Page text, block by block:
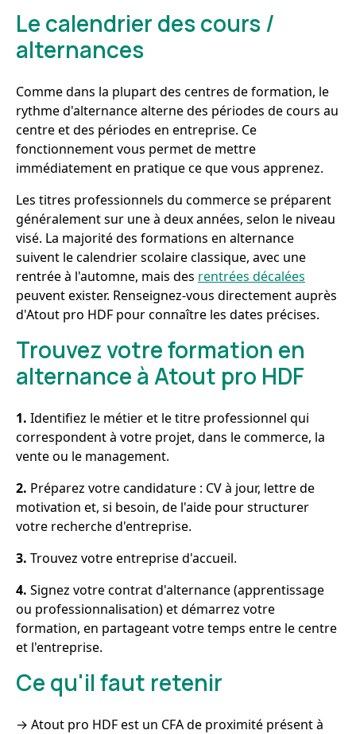
Le calendrier des cours /
alternances
Comme dans la plupart des centres de formation, le
rythme d'alternance alterne des périodes de cours au
centre et des périodes en entreprise. Ce
fonctionnement vous permet de mettre
immédiatement en pratique ce que vous apprenez.
Les titres professionnels du commerce se préparent
généralement sur une à deux années, selon le niveau
visé. La majorité des formations en alternance
suivent le calendrier scolaire classique, avec une
rentrée à l'automne, mais des rentrées décalées
peuvent exister. Renseignez-vous directement auprès
d'Atout pro HDF pour connaître les dates précises.
Trouvez votre formation en
alternance à Atout pro HDF
1. Identifiez le métier et le titre professionnel qui
correspondent à votre projet, dans le commerce, la
vente ou le management.
2. Préparez votre candidature : CV à jour, lettre de
motivation et, si besoin, de l'aide pour structurer
votre recherche d'entreprise.
3. Trouvez votre entreprise d'accueil.
4. Signez votre contrat d'alternance (apprentissage
ou professionnalisation) et démarrez votre
formation, en partageant votre temps entre le centre
et l'entreprise.
Ce qu'il faut retenir
→ Atout pro HDF est un CFA de proximité présent à